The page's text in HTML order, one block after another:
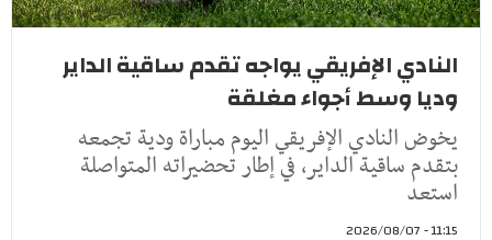
النادي الإفريقي يواجه تقدم ساقية الداير
وديا وسط أجواء مغلقة
يخوض النادي الإفريقي اليوم مباراة ودية تجمعه
بتقدم ساقية الداير، في إطار تحضيراته المتواصلة
استعد
11:15 - 2026/08/07